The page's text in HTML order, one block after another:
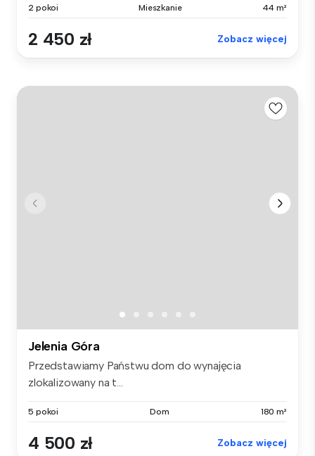
2 pokoi Mieszkanie 44 m²
2 450 zł Zobacz więcej
Jelenia Góra
Przedstawiamy Państwu dom do wynajęcia
zlokalizowany na t...
5 pokoi Dom 180 m²
4 500 zł Zobacz więcej